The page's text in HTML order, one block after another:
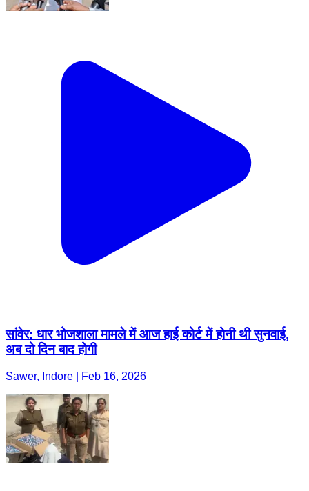
सांवेर: धार भोजशाला मामले में आज हाई कोर्ट में होनी थी सुनवाई,
अब दो दिन बाद होगी
Sawer, Indore | Feb 16, 2026